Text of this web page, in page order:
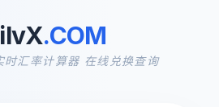
.COM
时汇率计算器 在线兑换查询